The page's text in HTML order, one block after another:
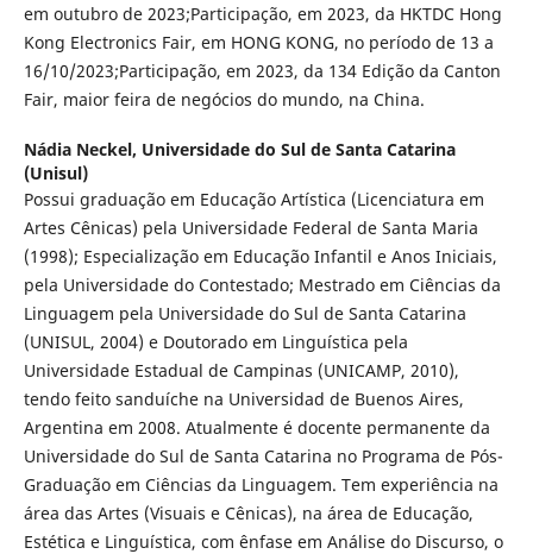
em outubro de 2023;Participação, em 2023, da HKTDC Hong
Kong Electronics Fair, em HONG KONG, no período de 13 a
16/10/2023;Participação, em 2023, da 134 Edição da Canton
Fair, maior feira de negócios do mundo, na China.
Nádia Neckel, Universidade do Sul de Santa Catarina
(Unisul)
Possui graduação em Educação Artística (Licenciatura em
Artes Cênicas) pela Universidade Federal de Santa Maria
(1998); Especialização em Educação Infantil e Anos Iniciais,
pela Universidade do Contestado; Mestrado em Ciências da
Linguagem pela Universidade do Sul de Santa Catarina
(UNISUL, 2004) e Doutorado em Linguística pela
Universidade Estadual de Campinas (UNICAMP, 2010),
tendo feito sanduíche na Universidad de Buenos Aires,
Argentina em 2008. Atualmente é docente permanente da
Universidade do Sul de Santa Catarina no Programa de Pós-
Graduação em Ciências da Linguagem. Tem experiência na
área das Artes (Visuais e Cênicas), na área de Educação,
Estética e Linguística, com ênfase em Análise do Discurso, o